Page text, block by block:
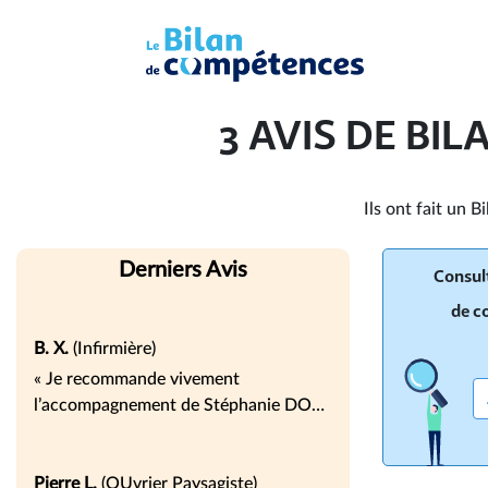
3 AVIS DE
Ils ont fait un
Derniers Avis
B. X. (Infirmière)
« Je recommande vivement
l’accompagnement de Stéphanie DOS
compétences, mais cette démarche a
Pierre L. (OUvrier Paysagiste)
de